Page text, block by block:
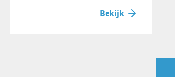
Bekijk